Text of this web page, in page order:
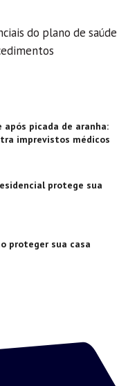
do plano de saúde
picada de aranha:
imprevistos médicos
protege sua
proteger sua casa